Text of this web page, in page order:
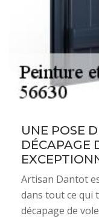
UNE POSE
DÉCAPAGE
Artisan Dantot
dans tout ce qui
décapage de